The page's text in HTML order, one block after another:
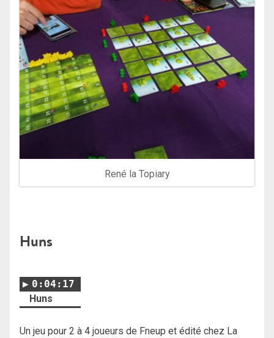
René la Topiary
Huns
0:04:17
Huns
Un jeu pour 2 à 4 joueurs de Fneup et édité chez La